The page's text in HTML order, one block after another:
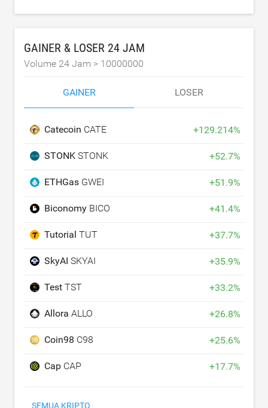
GAINER & LOSER 24 JAM
Volume 24 Jam > 10000000
GAINER LOSER
Catecoin CATE +129.214%
STONK STONK +52.7%
ETHGas GWEI +51.9%
Biconomy BICO +41.4%
Tutorial TUT +37.7%
SkyAI SKYAI +35.9%
Test TST +33.2%
Allora ALLO +26.8%
Coin98 C98 +25.6%
Cap CAP +17.7%
SEMUA KRIPTO